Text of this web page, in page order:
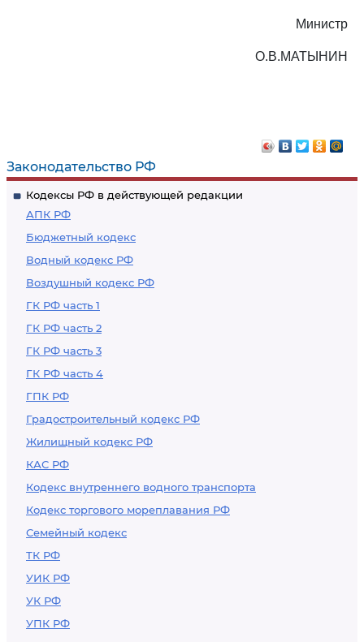
Законодательство РФ
Кодексы РФ в действующей редакции
АПК РФ
Бюджетный кодекс
Водный кодекс РФ
Воздушный кодекс РФ
ГК РФ часть 1
ГК РФ часть 2
ГК РФ часть 3
ГК РФ часть 4
ГПК РФ
Градостроительный кодекс РФ
Жилищный кодекс РФ
КАС РФ
Кодекс внутреннего водного транспорта
Кодекс торгового мореплавания РФ
Семейный кодекс
ТК РФ
УИК РФ
УК РФ
УПК РФ
Министр
О.В.МАТЫНИН